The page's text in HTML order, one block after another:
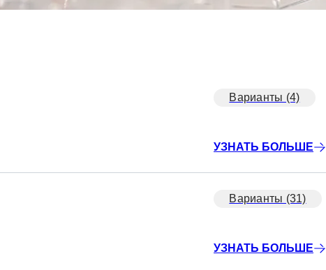
Варианты (4)
УЗНАТЬ БОЛЬШЕ
Варианты (31)
УЗНАТЬ БОЛЬШЕ